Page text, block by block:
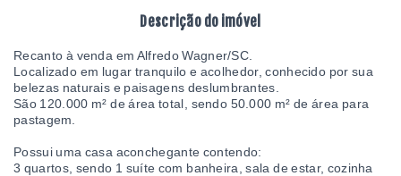
Descrição do imóvel
Recanto à venda em Alfredo Wagner/SC.
Localizado em lugar tranquilo e acolhedor, conhecido por sua
belezas naturais e paisagens deslumbrantes.
São 120.000 m² de área total, sendo 50.000 m² de área para
pastagem.
Possui uma casa aconchegante contendo:
3 quartos, sendo 1 suíte com banheira, sala de estar, cozinha